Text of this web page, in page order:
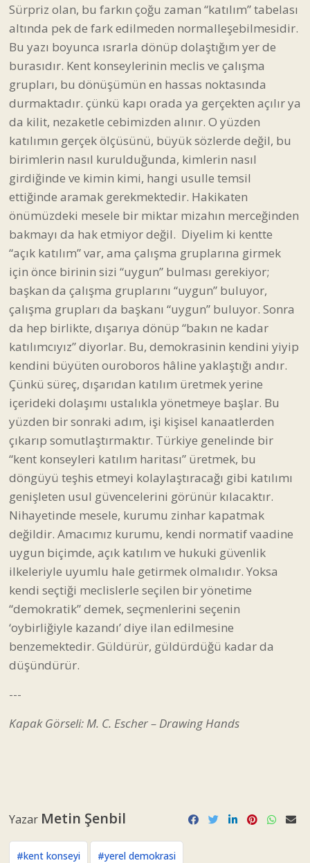
Sürpriz olan, bu farkın çoğu zaman “katılım” tabelası
altında pek de fark edilmeden normalleşebilmesidir.
Bu yazı boyunca ısrarla dönüp dolaştığım yer de
burasıdır. Kent konseylerinin meclis ve çalışma
grupları, bu dönüşümün en hassas noktasında
durmaktadır. çünkü kapı orada ya gerçekten açılır ya
da kilit, nezaketle cebimizden alınır. O yüzden
katılımın gerçek ölçüsünü, büyük sözlerde değil, bu
birimlerin nasıl kurulduğunda, kimlerin nasıl
girdiğinde ve kimin kimi, hangi usulle temsil
ettiğinde aramak gerekmektedir. Hakikaten
önümüzdeki mesele bir miktar mizahın merceğinden
bakmayı da hak etmiyor değil. Diyelim ki kentte
“açık katılım” var, ama çalışma gruplarına girmek
için önce birinin sizi “uygun” bulması gerekiyor;
başkan da çalışma gruplarını “uygun” buluyor,
çalışma grupları da başkanı “uygun” buluyor. Sonra
da hep birlikte, dışarıya dönüp “bakın ne kadar
katılımcıyız” diyorlar. Bu, demokrasinin kendini yiyip
kendini büyüten ouroboros hâline yaklaştığı andır.
Çünkü süreç, dışarıdan katılım üretmek yerine
içerideki dolaşımı ustalıkla yönetmeye başlar. Bu
yüzden bir sonraki adım, işi kişisel kanaatlerden
çıkarıp somutlaştırmaktır. Türkiye genelinde bir
“kent konseyleri katılım haritası” üretmek, bu
döngüyü teşhis etmeyi kolaylaştıracağı gibi katılımı
genişleten usul güvencelerini görünür kılacaktır.
Nihayetinde mesele, kurumu zinhar kapatmak
değildir. Amacımız kurumu, kendi normatif vaadine
uygun biçimde, açık katılım ve hukuki güvenlik
ilkeleriyle uyumlu hale getirmek olmalıdır. Yoksa
kendi seçtiği meclislerle seçilen bir yönetime
“demokratik” demek, seçmenlerini seçenin
‘oybirliğiyle kazandı’ diye ilan edilmesine
benzemektedir. Güldürür, güldürdüğü kadar da
düşündürür.
---
Kapak Görseli: M. C. Escher – Drawing Hands
Yazar Metin Şenbil
#kent konseyi #yerel demokrasi